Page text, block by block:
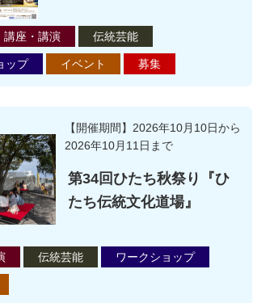
講座・講演 伝統芸能
ップ イベント 募集
【開催期間】2026年10月10日から
2026年10月11日まで
第34回ひたち秋祭り『ひ
たち伝統文化道場』
伝統芸能 ワークショップ